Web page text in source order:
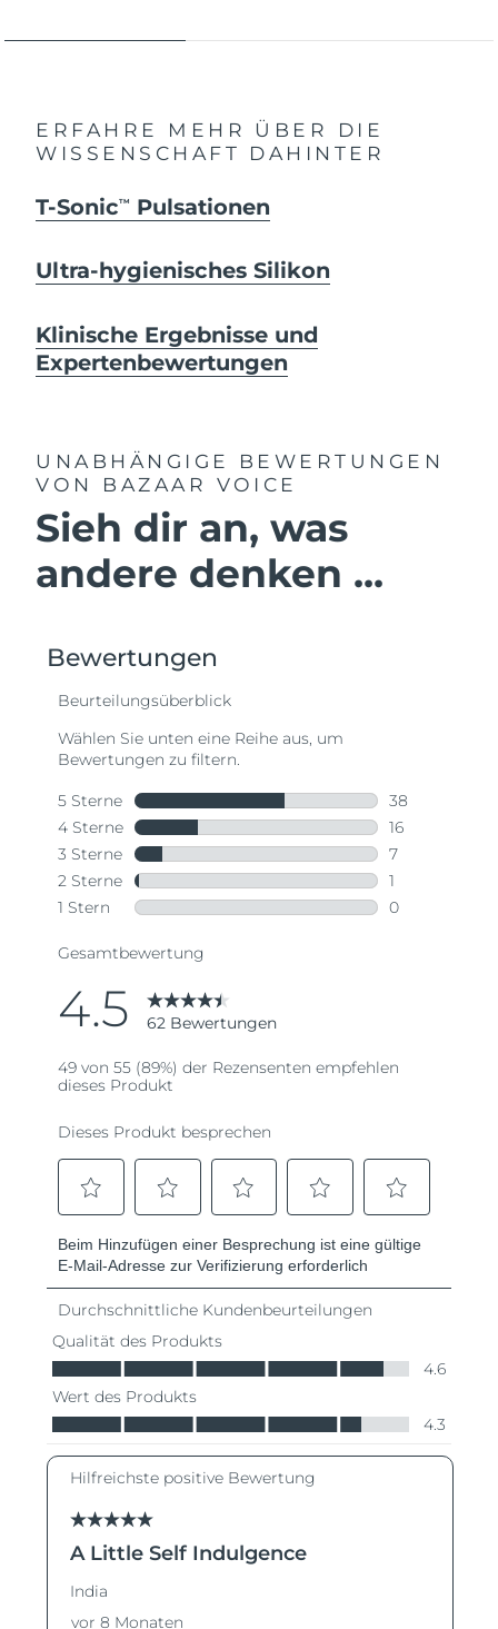
ERFAHRE MEHR ÜBER DIE
WISSENSCHAFT DAHINTER
T-SonicTM Pulsationen
Ultra-hygienisches Silikon
Klinische Ergebnisse und
Expertenbewertungen
UNABHÄNGIGE BEWERTUNGEN
VON BAZAAR VOICE
Sieh dir an, was
andere denken ...